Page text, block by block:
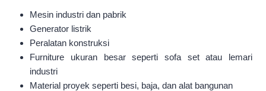
Mesin industri dan pabrik
Generator listrik
Peralatan konstruksi
Furniture ukuran besar seperti sofa set atau lemari
industri
Material proyek seperti besi, baja, dan alat bangunan